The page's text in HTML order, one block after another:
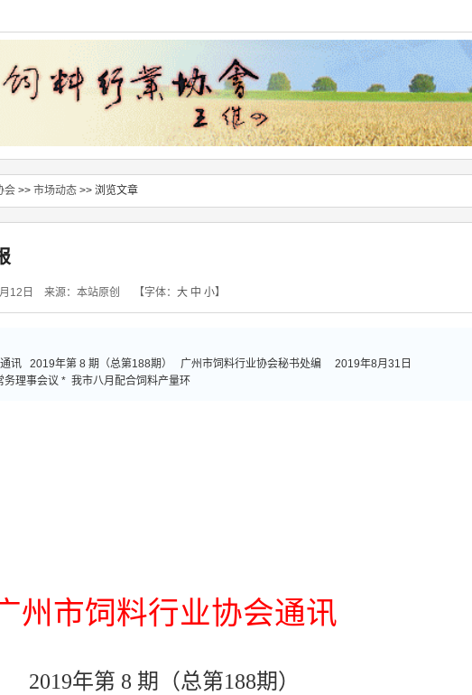
会 >> 市场动态 >> 浏览文章
12日 来源：本站原创 【字体： 大 中 小】
2019年第 8 期（总第188期） 广州市饲料行业协会秘书处编 2019年8月31日
理事会议 * 我市八月配合饲料产量环
州市饲料行业协会通讯
2019年第 8 期（总第188期）